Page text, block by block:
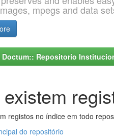
mpegs and data
Doctum:: Repositorio
registos no índice em todo
do repositório